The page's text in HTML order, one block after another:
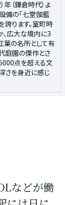
、百貨店、文化
る観光スポット
マークである京都
観光スポットま
内外の観光客から
ネットワークの
みと新たな時代
（鎌倉時代）よ
備の「七堂伽藍
誇ります。室町時
広大な境内に3
葉の名所として有
庭園の傑作とさ
点を超える文
さを身近に感じ
などが働